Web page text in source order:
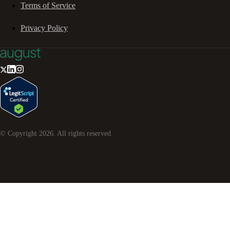
Terms of Service
Privacy Policy
© Copyright 2026 . All rights reserved.